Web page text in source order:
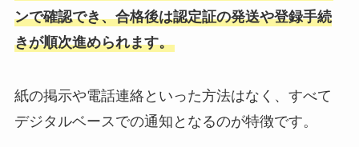
ンで確認でき、合格後は認定証の発送や登録手続
きが順次進められます。
紙の掲示や電話連絡といった方法はなく、すべて
デジタルベースでの通知となるのが特徴です。